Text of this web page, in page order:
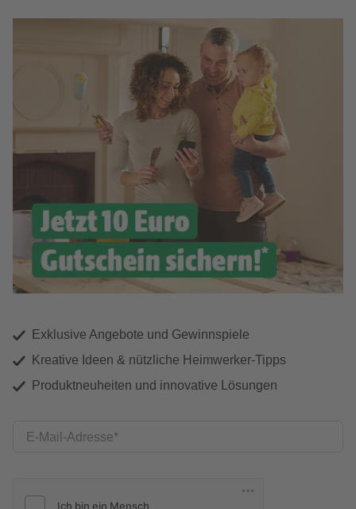
Exklusive Angebote und Gewinnspiele
Kreative Ideen & nützliche Heimwerker-Tipps
Produktneuheiten und innovative Lösungen
E-Mail-Adresse